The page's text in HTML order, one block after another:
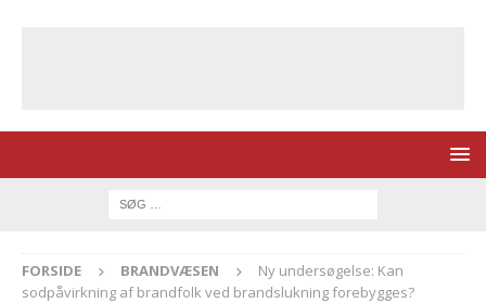
FORSIDE BRANDVÆSEN
Ny undersøgelse: Kan
sodpåvirkning af brandfolk ved brandslukning forebygges?